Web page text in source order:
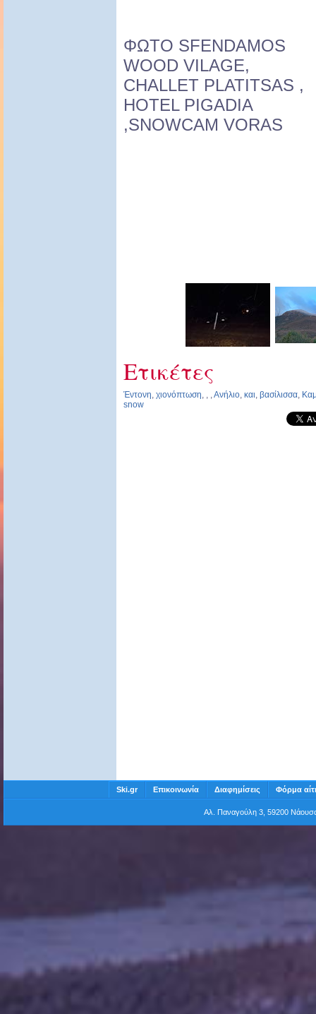
ΦΩΤΟ SFENDAMOS
WOOD VILAGE,
CHALLET PLATITSAS ,
HOTEL PIGADIA
,SNOWCAM VORAS
Ετικέτες
Έντονη, χιονόπτωση, , ,Ανήλιο, και, βασίλισσα,
snow
Ski.gr Επικοινωνία Διαφημίσεις Φόρμα
Αλ. Παναγούλη 3, 59200